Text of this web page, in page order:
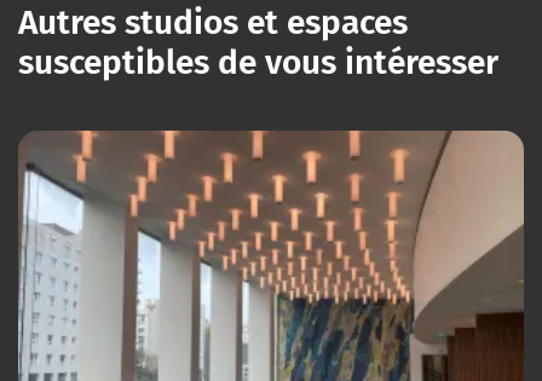
Autres studios et espaces
susceptibles de vous intéresser